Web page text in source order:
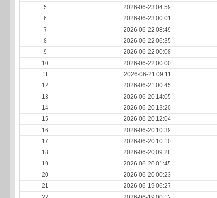
5
2026-06-23 04:59
6
2026-06-23 00:01
7
2026-06-22 08:49
8
2026-06-22 06:35
9
2026-06-22 00:08
10
2026-06-22 00:00
11
2026-06-21 09:11
12
2026-06-21 00:45
13
2026-06-20 14:05
14
2026-06-20 13:20
15
2026-06-20 12:04
16
2026-06-20 10:39
17
2026-06-20 10:10
18
2026-06-20 09:28
19
2026-06-20 01:45
20
2026-06-20 00:23
21
2026-06-19 06:27